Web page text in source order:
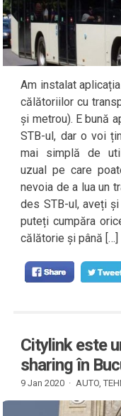
Am instalat
călătoriilor cu
și metrou). E bună
STB-ul, dar o voi
mai simplă de
uzual pe care
nevoia de a lua un
des STB-ul, aveți
puteți cumpăra
călătorie și până […]
Citylink este
sharing în
9 Jan 2020 · AUTO ,